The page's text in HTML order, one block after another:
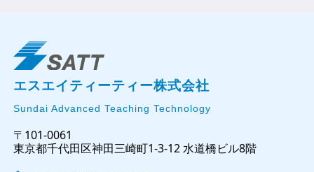
エスエイティーティー株式会社
Sundai Advanced Teaching Technology
〒101-0061
東京都千代田区神田三崎町1-3-12 水道橋ビル8階